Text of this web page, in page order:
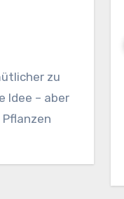
zu
Idee – aber